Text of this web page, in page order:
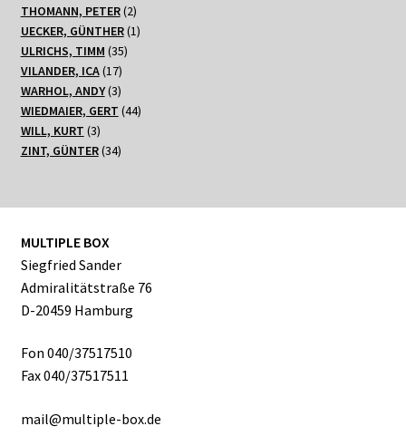
Produkte
THOMANN, PETER 22
Produkte
UECKER, GÜNTHER 11
ULRICHS, TIMM 3535
VILANDER, ICA 1717
Produkte
WARHOL, ANDY 33
Produkte
WIEDMAIER, GERT 4444
WILL, KURT 33
Produkte
ZINT, GÜNTER 3434
MULTIPLE BOX
Siegfried Sander
Admiralitätstraße 76
D-20459 Hamburg
Fon 040/37517510
Fax 040/37517511
mail@multiple-box.de